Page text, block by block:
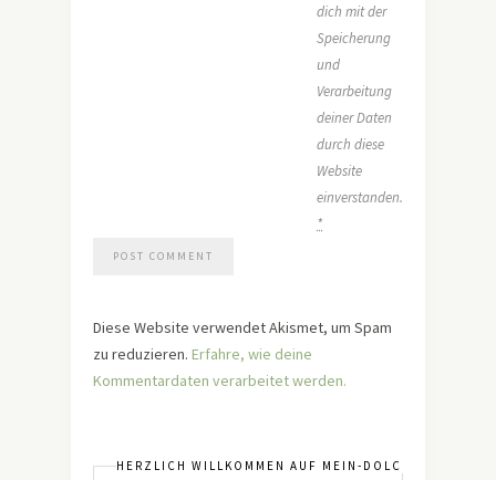
dich mit der
Speicherung
und
Verarbeitung
deiner Daten
durch diese
Website
einverstanden.
*
Diese Website verwendet Akismet, um Spam
zu reduzieren. Erfahre, wie deine
Kommentardaten verarbeitet werden.
HERZLICH WILLKOMMEN AUF MEIN-DOLCEVITA.DE